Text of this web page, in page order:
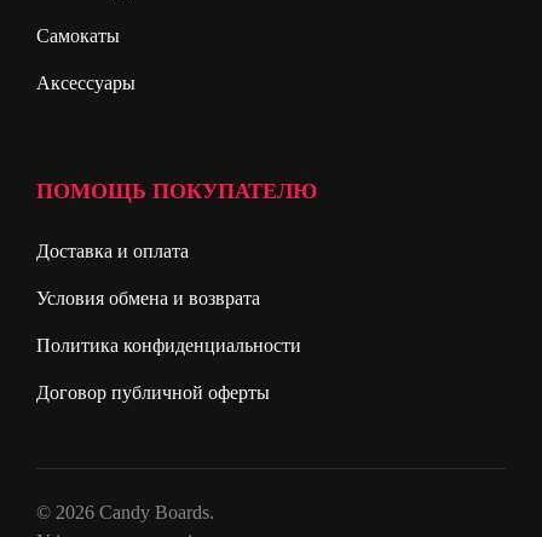
Самокаты
Аксессуары
ПОМОЩЬ ПОКУПАТЕЛЮ
Доставка и оплата
Условия обмена и возврата
Политика конфиденциальности
Договор публичной оферты
© 2026 Candy Boards.